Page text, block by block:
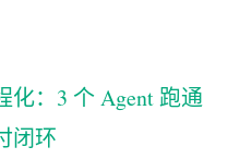
化：3 个 Agent 跑通
闭环